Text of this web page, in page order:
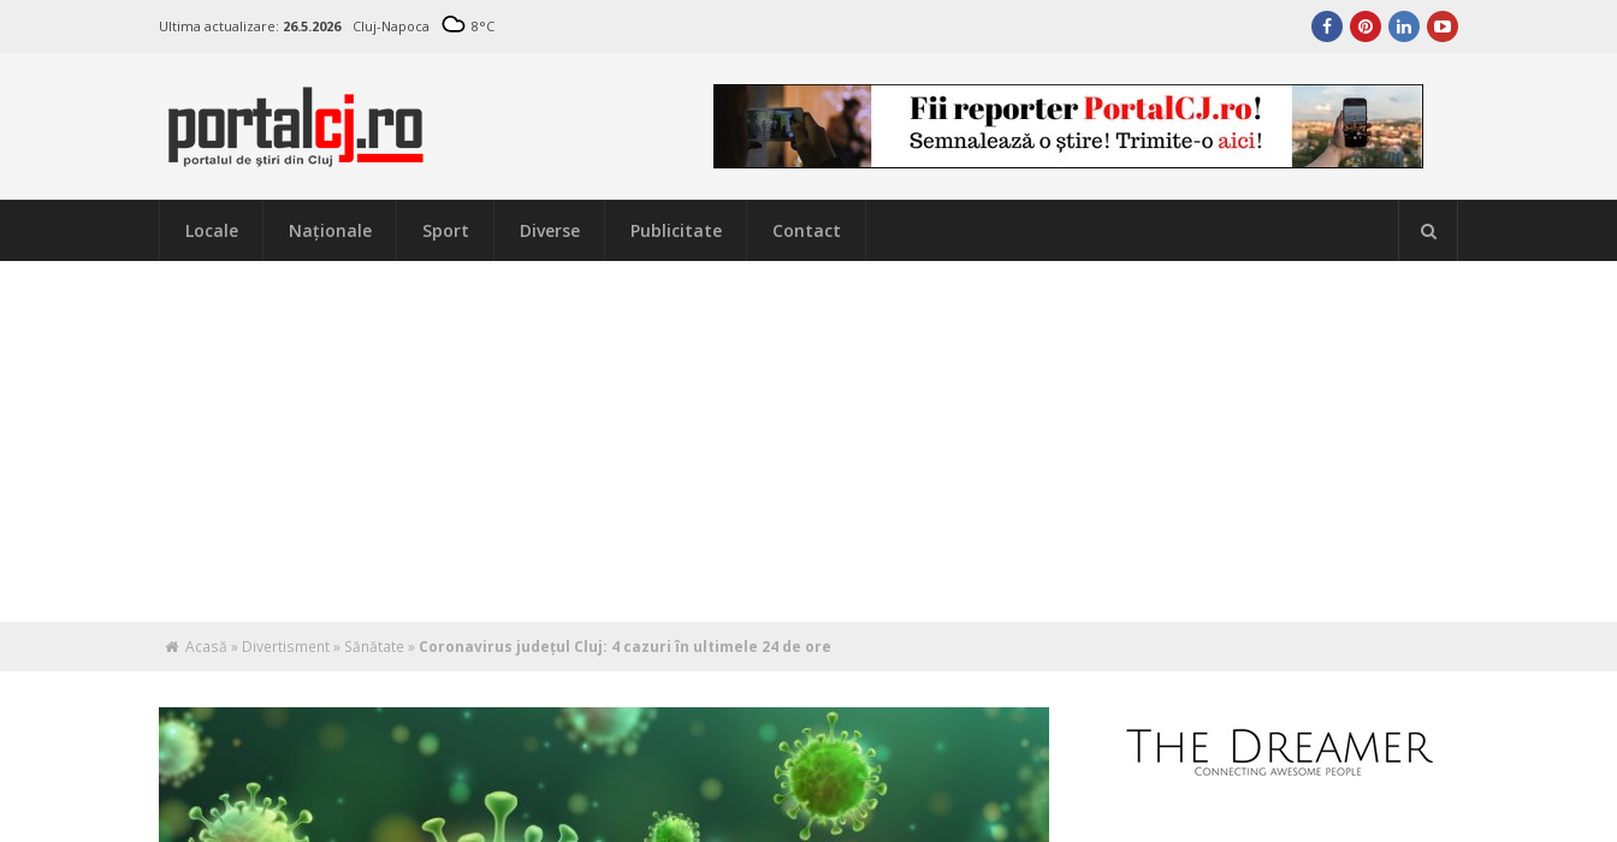
Ultima actualizare: 26.5.2026 Cluj-Napoca 8°C
Locale Naţionale Sport Diverse Publicitate Contact
Acasă » Divertisment» Sănătate » Coronavirus județul Cluj: 4 cazuri în ultimele 24 de ore